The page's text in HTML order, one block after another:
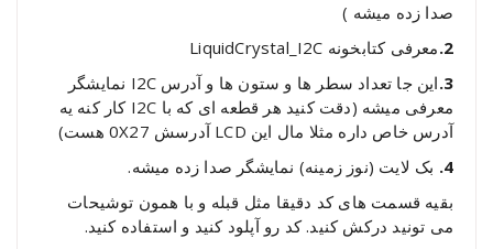
صدا زده میشه )
2. معرفی کتابخونه LiquidCrystal_I2C
3.
این جا تعداد سطر ها و ستون ها و آدرس I2C نمایشگر
معرفی میشه (دقت کنید هر قطعه ای که با I2C کار کنه یه
آدرس خاص داره مثلا مال این LCD آدرسش 0X27 هست)
4. بک لایت (نوز زمینه) نمایشگر صدا زده میشه.
بقیه قسمت های کد دقیقا مثل قبله و با همون توشیحات
می تونید درکش کنید. کد رو آپلود کنید و استفاده کنید.